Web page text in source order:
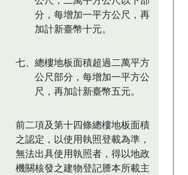
分，每增加一平方公尺，再
加計新臺幣十元。
七、總樓地板面積超過二萬平方
公尺部分，每增加一平方公
尺，再加計新臺幣五元。
前二項及第十四條總樓地板面積
之認定，以使用執照登載為準，
無法出具使用執照者，得以地政
機關核發之建物登記謄本所載主